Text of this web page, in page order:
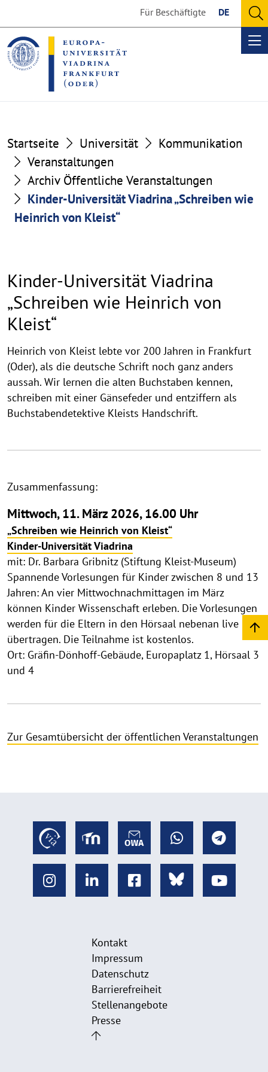
the
content
section
the
footer
section
Für Beschäftigte DE
Startseite Universität
Kommunikation
Veranstaltungen
Archiv Öffentliche Veranstaltungen
Kinder-Universität Viadrina „Schreiben wie
Heinrich von Kleist“
Kinder-Universität Viadrina
„Schreiben wie Heinrich von
Kleist“
Heinrich von Kleist lebte vor 200 Jahren in Frankfurt
(Oder), als die deutsche Schrift noch ganz anders
aussah. Wir lernen die alten Buchstaben kennen,
schreiben mit einer Gänsefeder und entziffern als
Buchstabendetektive Kleists Handschrift.
Zusammenfassung:
Mittwoch, 11. März 2026, 16.00 Uhr
„Schreiben wie Heinrich von Kleist“
Kinder-Universität Viadrina
mit: Dr. Barbara Gribnitz (Stiftung Kleist-Museum)
Spannende Vorlesungen für Kinder zwischen 8 und 13
Jahren: An vier Mittwochnachmittagen im März
können Kinder Wissenschaft erleben. Die Vorlesungen
werden für die Eltern in den Hörsaal nebenan live
übertragen. Die Teilnahme ist kostenlos.
Ort: Gräfin-Dönhoff-Gebäude, Europaplatz 1, Hörsaal 3
und 4
Zur Gesamtübersicht der öffentlichen Veranstaltungen
Kontakt
Impressum
Datenschutz
Barrierefreiheit
Stellenangebote
Presse